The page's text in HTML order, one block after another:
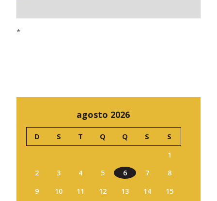
*
agosto 2026
D S T Q Q S S
1
2
3 4 5 6 7
8
9
10 11 12 13 14
15